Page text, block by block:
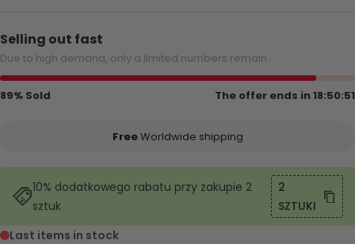
Selling out fast
Due to high demand, only a limited numbers remain.
89% Sold The offer ends in18:50:51
FreeWorldwide shipping
10% dodatkowego rabatu przy zakupie 2
sztuk
2
SZTUKI
Last items in stock